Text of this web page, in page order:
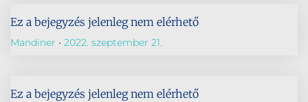
Ez a bejegyzés jelenleg nem elérhető
Mandiner 2022. szeptember 21.
Ez a bejegyzés jelenleg nem elérhető